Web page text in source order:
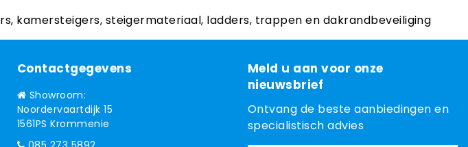
kamersteigers, steigermateriaal, ladders, trappen en dakrandbeveiliging
Contactgegevens
Showroom:
Noordervaartdijk 15
1561PS Krommenie
Meld u aan voor onze
nieuwsbrief
Ontvang de beste aanbiedingen en
specialistisch advies